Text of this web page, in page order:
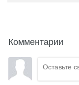
Комментарии